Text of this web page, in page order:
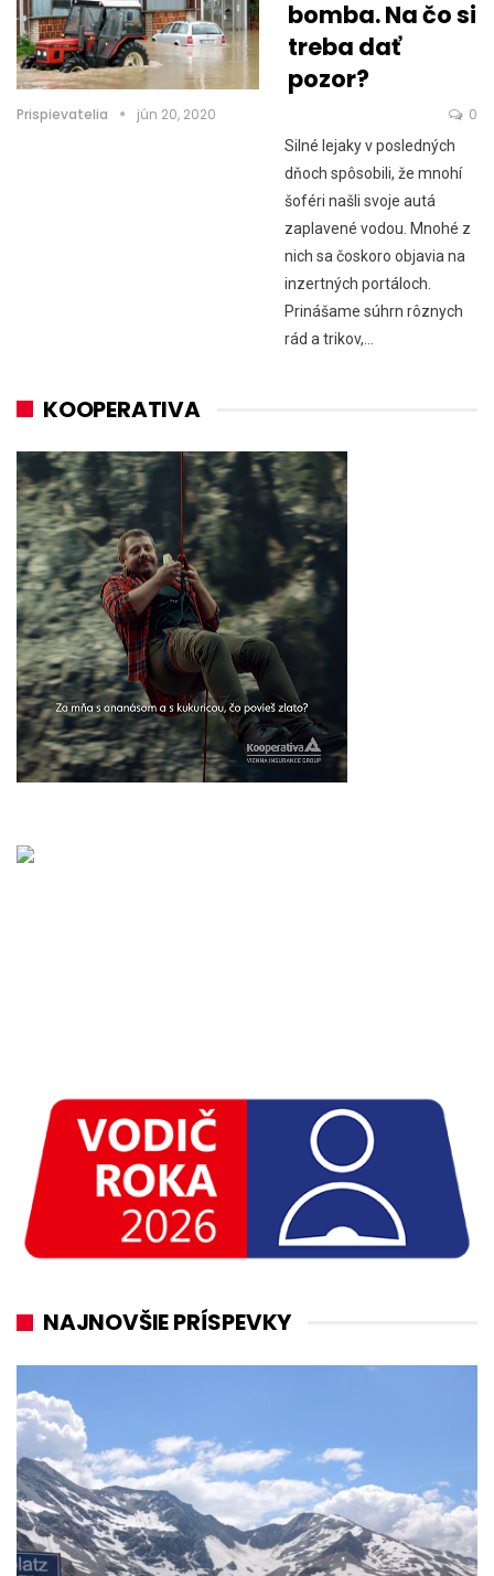
bomba. Na čo si
treba dať
pozor?
Prispievatelia jún 20, 2020 0
Silné lejaky v posledných
dňoch spôsobili, že mnohí
šoféri našli svoje autá
zaplavené vodou. Mnohé z
nich sa čoskoro objavia na
inzertných portáloch.
Prinášame súhrn rôznych
rád a trikov,…
KOOPERATIVA
NAJNOVŠIE PRÍSPEVKY